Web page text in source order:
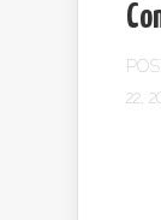
22,